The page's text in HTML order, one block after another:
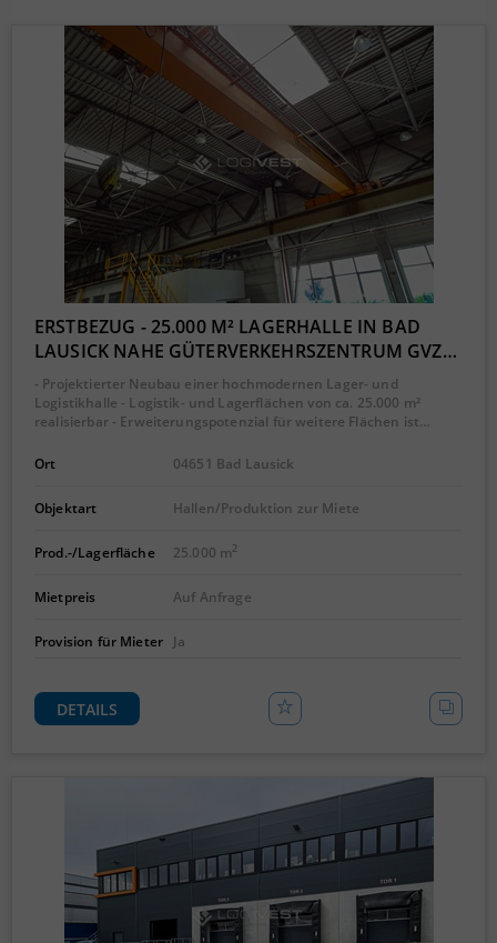
ERSTBEZUG - 25.000 M² LAGERHALLE IN BAD
LAUSICK NAHE GÜTERVERKEHRSZENTRUM GVZ…
- Projektierter Neubau einer hochmodernen Lager- und
Logistikhalle - Logistik- und Lagerflächen von ca. 25.000 m²
realisierbar - Erweiterungspotenzial für weitere Flächen ist…
Ort 04651 Bad Lausick
Objektart Hallen/Produktion zur Miete
Prod.-/Lagerfläche 25.000 m2
Mietpreis Auf Anfrage
Provision für Mieter Ja
DETAILS